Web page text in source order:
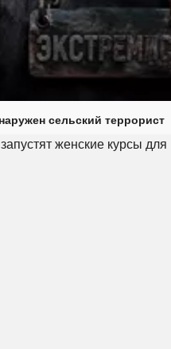
сельский террорист